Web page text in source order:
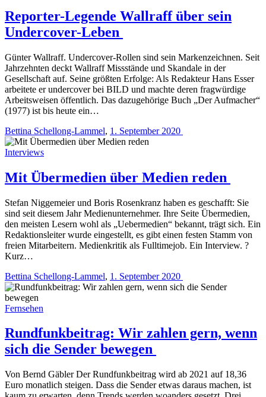
Reporter-Legende Wallraff über sein
Undercover-Leben
Günter Wallraff. Undercover-Rollen sind sein Markenzeichnen. Seit
Jahrzehnten deckt Wallraff Missstände und Skandale in der
Gesellschaft auf. Seine größten Erfolge: Als Redakteur Hans Esser
arbeitete er undercover bei BILD und machte deren fragwürdige
Arbeitsweisen öffentlich. Das dazugehörige Buch „Der Aufmacher“
(1977) ist bis heute ein…
Bettina Schellong-Lammel, 1. September 2020
Interviews
Mit Übermedien über Medien reden
Stefan Niggemeier und Boris Rosenkranz haben es geschafft: Sie
sind seit diesem Jahr ­Medienunternehmer. Ihre Seite Übermedien,
den meisten Lesern wohl als „Uebermedien“ bekannt, trägt sich. Ein
Redaktionsleiter wurde eingestellt, es gibt einen festen Stamm von
freien Mitarbeitern. Medienkritik als Fulltimejob. Ein Interview. ?
Kurz…
Bettina Schellong-Lammel, 1. September 2020
Fernsehen
Rundfunkbeitrag: Wir zahlen gern, wenn
sich die Sender bewegen
Von Bernd Gäbler Der Rundfunkbeitrag wird ab 2021 auf 18,36
Euro monatlich steigen. Dass die Sender etwas daraus machen, ist